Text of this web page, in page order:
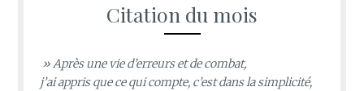
Citation du mois
» Après une vie d’erreurs et de combat,
j’ai appris que ce qui compte, c’est dans la simplicité,